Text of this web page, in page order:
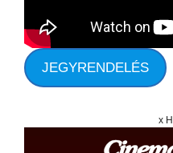
JEGYRENDELÉS
x